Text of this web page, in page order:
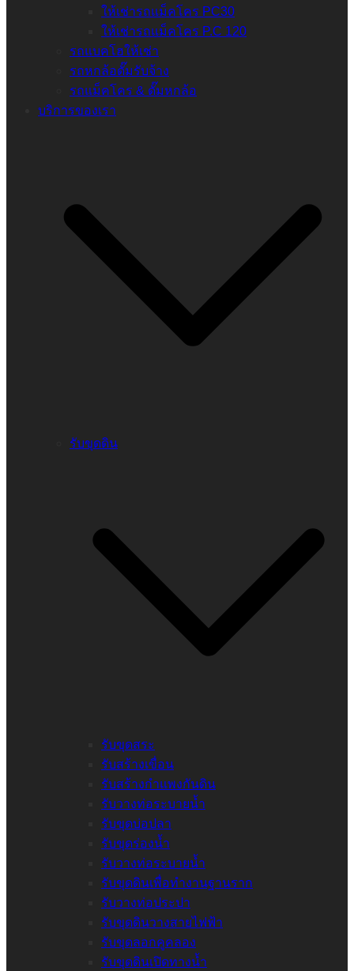
ให้เช่ารถแม็คโคร PC30
ให้เช่ารถแม็คโคร P.C 120
รถแบคโฮให้เช่า
รถหกล้อดั๊มรับจ้าง
รถแม็คโคร & ดั๊มหกล้อ
บริการของเรา
รับขุดดิน
รับขุดสระ
รับสร้างเขื่อน
รับสร้างกำแพงกันดิน
รับวางท่อระบายน้ำ
รับขุดบ่อปลา
รับขุดร่องน้ำ
รับวางท่อระบายน้ำ
รับขุดดินเพื่อทำงานฐานราก
รับวางท่อประปา
รับขุดดินวางสายไฟฟ้า
รับขุดลอกคูคลอง
รับขุดดินเปิดทางน้ำ